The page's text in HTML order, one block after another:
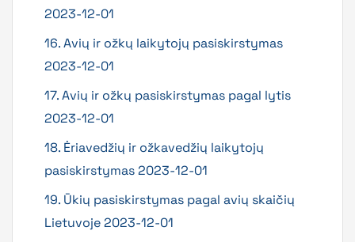
2023-12-01
16. Avių ir ožkų laikytojų pasiskirstymas
2023-12-01
17. Avių ir ožkų pasiskirstymas pagal lytis
2023-12-01
18. Ėriavedžių ir ožkavedžių laikytojų
pasiskirstymas 2023-12-01
19. Ūkių pasiskirstymas pagal avių skaičių
Lietuvoje 2023-12-01